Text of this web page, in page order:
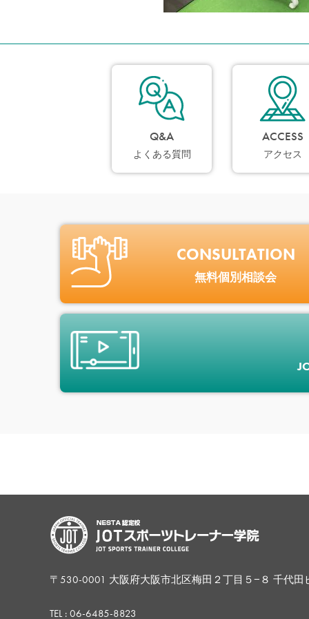
Q&A
よくある質問
ACCESS
アクセス
CONSULTATION
無料個別相談会
〒530-0001 大阪府大阪市北区梅田２丁目５−８ 千代田
TEL : 06-6485-8823